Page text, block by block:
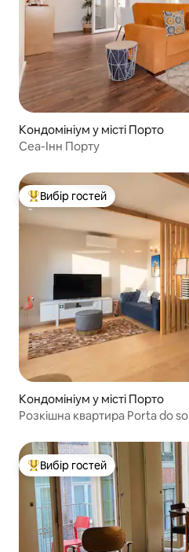
Кондомініум у місті Порто
Сеа-Інн Порту
Топ вибір гостей
Вибір гостей
Кондомініум у місті Порто
Розкішна квартира Porta do sol
Топ вибір гостей
Вибір гостей